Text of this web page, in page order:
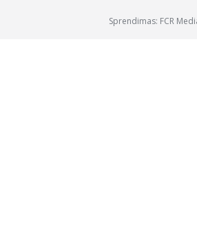
Sprendimas: FCR